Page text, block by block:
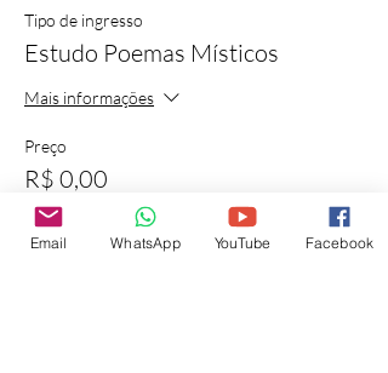
Tipo de ingresso
Estudo Poemas Místicos
Mais informações
Preço
R$ 0,00
Email WhatsApp YouTube Facebook